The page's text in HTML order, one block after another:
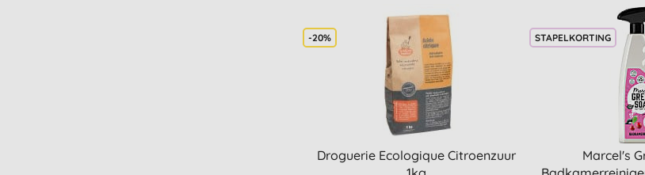
-20%
Droguerie Ecologique Citroenzuur
STAPELKORTING
Marcel's